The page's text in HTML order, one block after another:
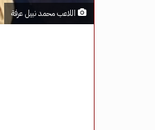
اللاعب محمد نبيل عرفة